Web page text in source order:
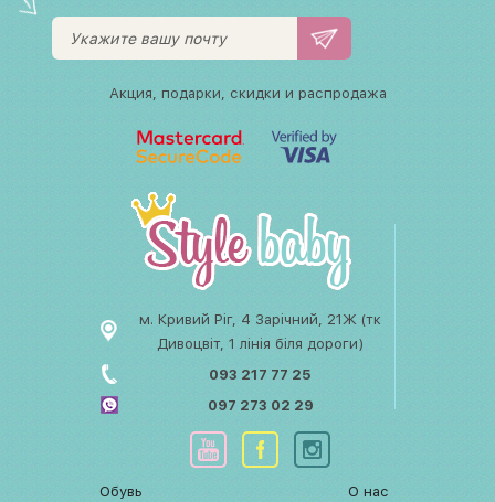
Акция, подарки, скидки и распродажа
м. Кривий Ріг, 4 Зарічний, 21Ж (тк
Дивоцвіт, 1 лінія біля дороги)
093 217 77 25
097 273 02 29
Обувь О нас